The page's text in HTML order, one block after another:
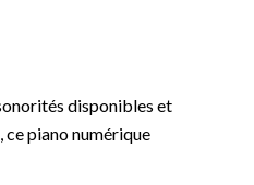
disponibles et
ce piano numérique